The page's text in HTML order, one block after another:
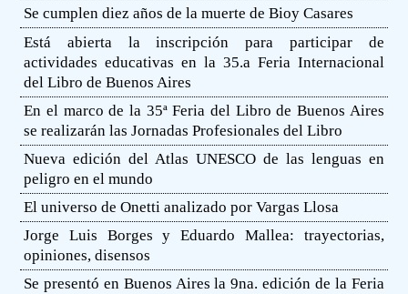
Se cumplen diez años de la muerte de Bioy Casares
Está abierta la inscripción para participar de
actividades educativas en la 35.a Feria Internacional
del Libro de Buenos Aires
En el marco de la 35ª Feria del Libro de Buenos Aires
se realizarán las Jornadas Profesionales del Libro
Nueva edición del Atlas UNESCO de las lenguas en
peligro en el mundo
El universo de Onetti analizado por Vargas Llosa
Jorge Luis Borges y Eduardo Mallea: trayectorias,
opiniones, disensos
Se presentó en Buenos Aires la 9na. edición de la Feria